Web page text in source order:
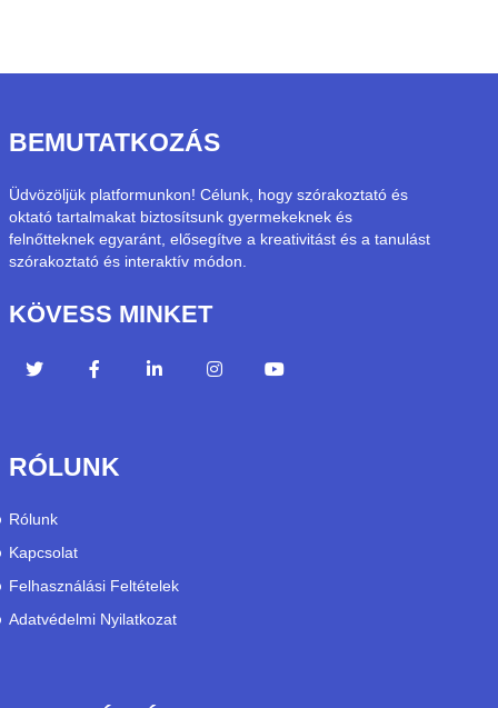
BEMUTATKOZÁS
Üdvözöljük platformunkon! Célunk, hogy szórakoztató és
oktató tartalmakat biztosítsunk gyermekeknek és
felnőtteknek egyaránt, elősegítve a kreativitást és a tanulást
szórakoztató és interaktív módon.
KÖVESS MINKET
RÓLUNK
Rólunk
Kapcsolat
Felhasználási Feltételek
Adatvédelmi Nyilatkozat